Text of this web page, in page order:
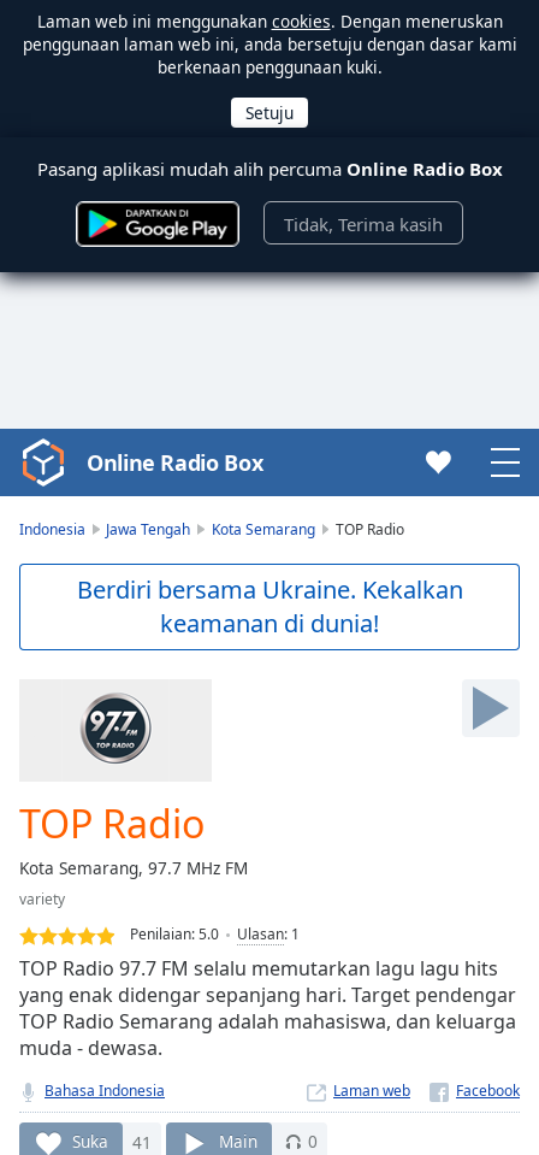
Laman web ini menggunakan cookies. Dengan meneruskan
penggunaan laman web ini, anda bersetuju dengan dasar kami
berkenaan penggunaan kuki.
Pasang aplikasi mudah alih percuma Online Radio Box
Tidak, Terima kasih
Video
Player
Skip
Loaded:
0.00%
Stream
TypeLIVE
live,
currently
behind
liveLIVE
Remaining
Time-
Online Radio Box
Indonesia Jawa Tengah Kota Semarang TOP Radio
Berdiri bersama Ukraine. Kekalkan
keamanan di dunia!
TOP Radio
Kota Semarang, 97.7 MHz FM
variety
Penilaian:5.0 Ulasan: 1
TOP Radio 97.7 FM selalu memutarkan lagu lagu hits
yang enak didengar sepanjang hari. Target pendengar
TOP Radio Semarang adalah mahasiswa, dan keluarga
muda - dewasa.
Bahasa Indonesia Laman web
Suka 41 Main 0